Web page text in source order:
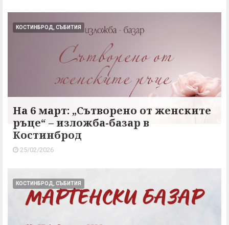
КОСТИНБРОД, СЪБИТИЯ
На 6 март: „Сътворено от женските
ръце“ – изложба-базар в
Костинброд
25/02/2026
КОСТИНБРОД, СЪБИТИЯ